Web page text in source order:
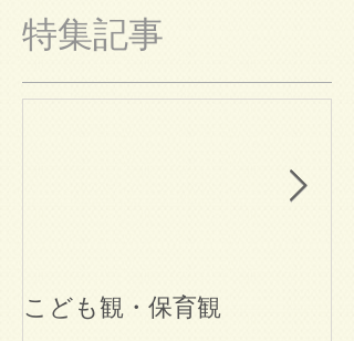
特集記事
こども観・保育観